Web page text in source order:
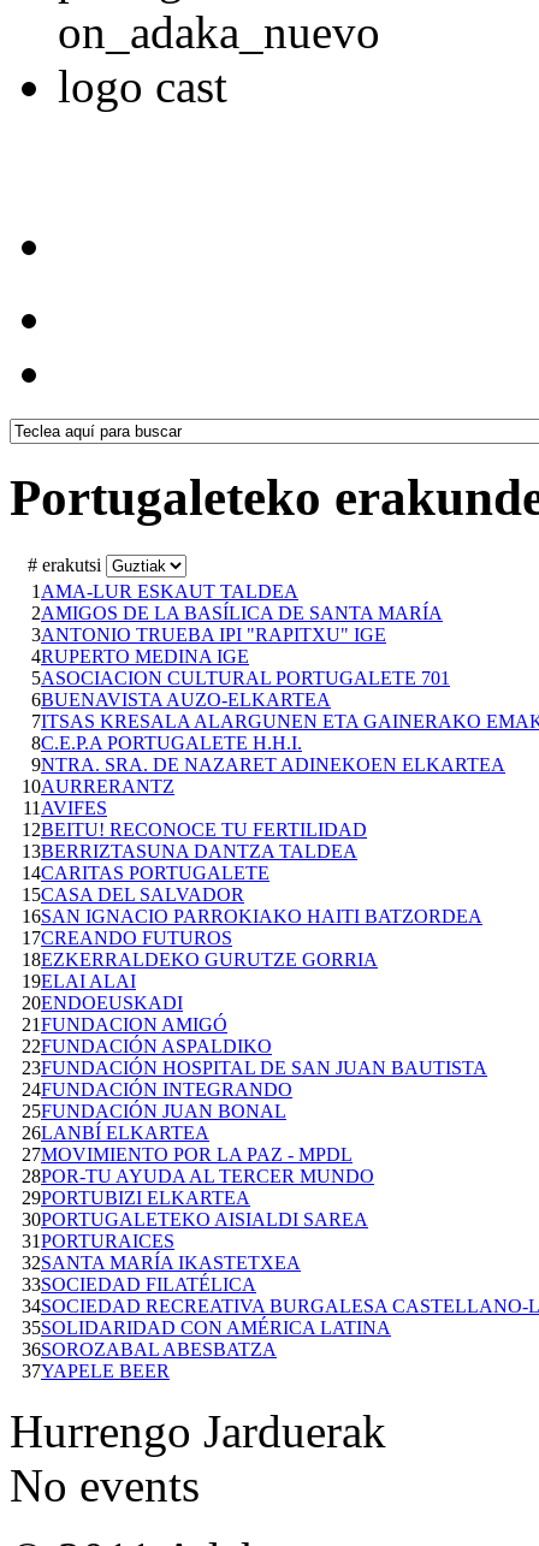
Portugaleteko
# erakutsi
1 AMA-LUR ESKAUT TALDEA
2AMIGOS DE LA BASÍLICA DE SANTA MARÍA
3ANTONIO TRUEBA IPI "RAPITXU" IGE
4RUPERTO MEDINA IGE
5ASOCIACION CULTURAL PORTUGALETE 701
6BUENAVISTA AUZO-ELKARTEA
7ITSAS KRESALA ALARGUNEN ETA GAINERAKO
8C.E.P.A PORTUGALETE H.H.I.
9NTRA. SRA. DE NAZARET ADINEKOEN ELKARTEA
10AURRERANTZ
11 AVIFES
12BEITU! RECONOCE TU FERTILIDAD
13BERRIZTASUNA DANTZA TALDEA
14CARITAS PORTUGALETE
15CASA DEL SALVADOR
16SAN IGNACIO PARROKIAKO HAITI BATZORDEA
17CREANDO FUTUROS
18EZKERRALDEKO GURUTZE GORRIA
19ELAI ALAI
20ENDOEUSKADI
21FUNDACION AMIGÓ
22FUNDACIÓN ASPALDIKO
23FUNDACIÓN HOSPITAL DE SAN JUAN BAUTISTA
24FUNDACIÓN INTEGRANDO
25FUNDACIÓN JUAN BONAL
26LANBÍ ELKARTEA
27MOVIMIENTO POR LA PAZ - MPDL
28POR-TU AYUDA AL TERCER MUNDO
29PORTUBIZI ELKARTEA
30PORTUGALETEKO AISIALDI SAREA
31PORTURAICES
32SANTA MARÍA IKASTETXEA
33SOCIEDAD FILATÉLICA
34SOCIEDAD RECREATIVA BURGALESA CASTELLANO-
35SOLIDARIDAD CON AMÉRICA LATINA
36SOROZABAL ABESBATZA
37YAPELE BEER
Hurrengo Jarduerak
No events